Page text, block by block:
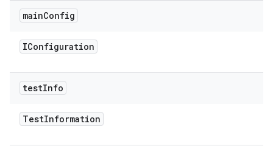
mainConfig
IConfiguration
testInfo
TestInformation